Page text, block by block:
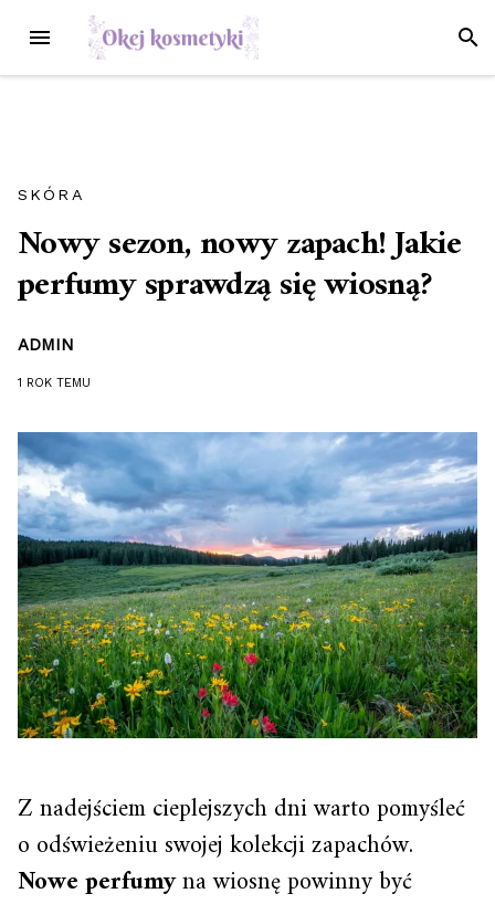
treści
MENU
SKÓRA
Nowy sezon, nowy zapach! Jakie
perfumy sprawdzą się wiosną?
ADMIN
1 ROK TEMU
Z nadejściem cieplejszych dni warto pomyśleć
o odświeżeniu swojej kolekcji zapachów.
Nowe perfumyna wiosnę powinny być